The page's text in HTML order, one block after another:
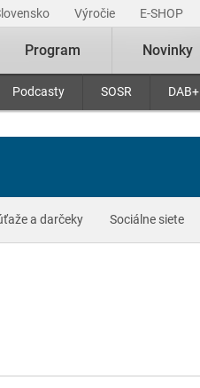
Výročie E-SHOP
Podcasty SOSR DAB+
Program Novinky
a darčeky Sociálne siete